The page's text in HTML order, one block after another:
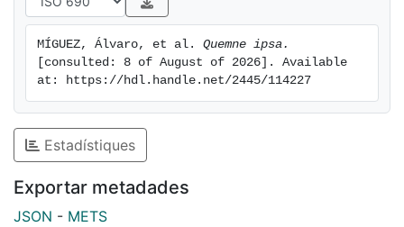
MÍGUEZ, Álvaro, et al. Quemne ipsa.
[consulted: 8 of August of 2026]. Available
at: https://hdl.handle.net/2445/114227
Estadístiques
Exportar metadades
JSON - METS